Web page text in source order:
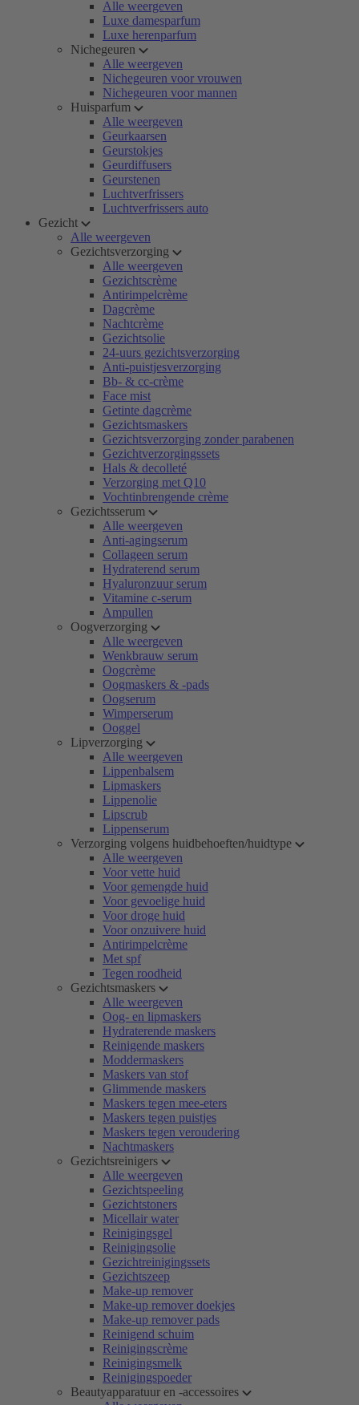
Alle weergeven
Luxe damesparfum
Luxe herenparfum
Nichegeuren
Alle weergeven
Nichegeuren voor vrouwen
Nichegeuren voor mannen
Huisparfum
Alle weergeven
Geurkaarsen
Geurstokjes
Geurdiffusers
Geurstenen
Luchtverfrissers
Luchtverfrissers auto
Gezicht
Alle weergeven
Gezichtsverzorging
Alle weergeven
Gezichtscrème
Antirimpelcrème
Dagcrème
Nachtcrème
Gezichtsolie
24-uurs gezichtsverzorging
Anti-puistjesverzorging
Bb- & cc-crème
Face mist
Getinte dagcrème
Gezichtsmaskers
Gezichtsverzorging zonder parabenen
Gezichtverzorgingssets
Hals & decolleté
Verzorging met Q10
Vochtinbrengende crème
Gezichtsserum
Alle weergeven
Anti-agingserum
Collageen serum
Hydraterend serum
Hyaluronzuur serum
Vitamine c-serum
Ampullen
Oogverzorging
Alle weergeven
Wenkbrauw serum
Oogcrème
Oogmaskers & -pads
Oogserum
Wimperserum
Ooggel
Lipverzorging
Alle weergeven
Lippenbalsem
Lipmaskers
Lippenolie
Lipscrub
Lippenserum
Verzorging volgens huidbehoeften/huidtype
Alle weergeven
Voor vette huid
Voor gemengde huid
Voor gevoelige huid
Voor droge huid
Voor onzuivere huid
Antirimpelcrème
Met spf
Tegen roodheid
Gezichtsmaskers
Alle weergeven
Oog- en lipmaskers
Hydraterende maskers
Reinigende maskers
Moddermaskers
Maskers van stof
Glimmende maskers
Maskers tegen mee-eters
Maskers tegen puistjes
Maskers tegen veroudering
Nachtmaskers
Gezichtsreinigers
Alle weergeven
Gezichtspeeling
Gezichtstoners
Micellair water
Reinigingsgel
Reinigingsolie
Gezichtreinigingssets
Gezichtszeep
Make-up remover
Make-up remover doekjes
Make-up remover pads
Reinigend schuim
Reinigingscrème
Reinigingsmelk
Reinigingspoeder
Beautyapparatuur en -accessoires